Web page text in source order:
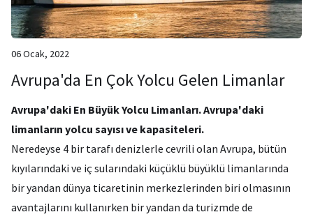
06 Ocak, 2022
Avrupa'da En Çok Yolcu Gelen Limanlar
Avrupa'daki En Büyük Yolcu Limanları. Avrupa'daki
limanların yolcu sayısı ve kapasiteleri.
Neredeyse 4 bir tarafı denizlerle cevrili olan Avrupa, bütün
kıyılarındaki ve iç sularındaki küçüklü büyüklü limanlarında
bir yandan dünya ticaretinin merkezlerinden biri olmasının
avantajlarını kullanırken bir yandan da turizmde de